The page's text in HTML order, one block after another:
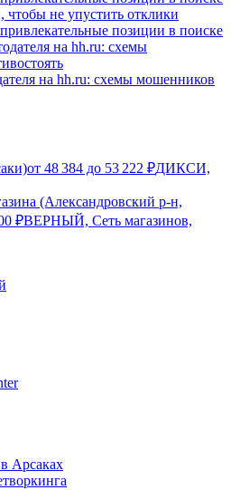
чтобы не упустить отклики
позиции в поиске
на hh.ru: схемы мошенников
от 48 384 до 53 222 ₽ДИКСИ,
(Александровский р-н,
₽ВЕРНЫЙ, Сеть магазинов,
Арсаках